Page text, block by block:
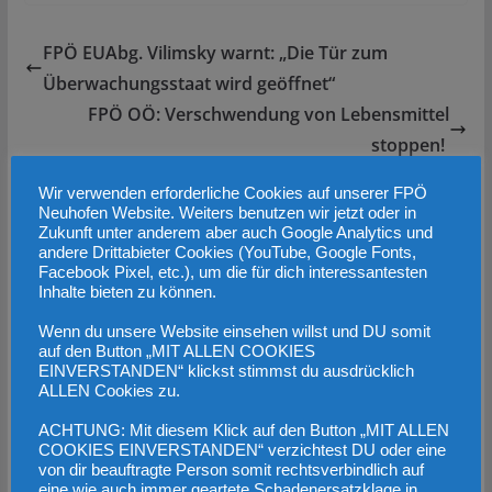
FPÖ EUAbg. Vilimsky warnt: „Die Tür zum
Überwachungsstaat wird geöffnet“
FPÖ OÖ: Verschwendung von Lebensmittel
stoppen!
Das könnte dir auch gefallen
Wir verwenden erforderliche Cookies auf unserer FPÖ
Neuhofen Website. Weiters benutzen wir jetzt oder in
Zukunft unter anderem aber auch Google Analytics und
andere Drittabieter Cookies (YouTube, Google Fonts,
Facebook Pixel, etc.), um die für dich interessantesten
Inhalte bieten zu können.
Wenn du unsere Website einsehen willst und DU somit
auf den Button „MIT ALLEN COOKIES
EINVERSTANDEN“ klickst stimmst du ausdrücklich
ALLEN Cookies zu.
ACHTUNG: Mit diesem Klick auf den Button „MIT ALLEN
COOKIES EINVERSTANDEN“ verzichtest DU oder eine
von dir beauftragte Person somit rechtsverbindlich auf